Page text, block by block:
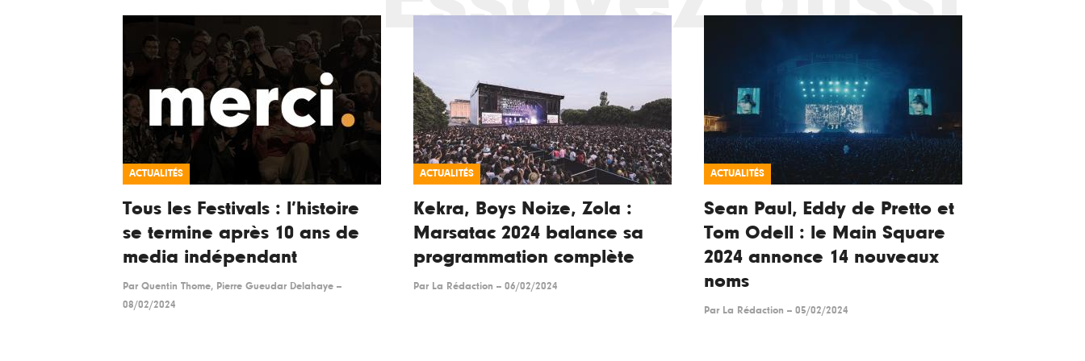
ACTUALITÉS
Tous les Festivals : l’histoire
se termine après 10 ans de
media indépendant
Par Quentin Thome, Pierre Gueudar Delahaye --
08/02/2024
ACTUALITÉS
Kekra, Boys Noize, Zola :
Marsatac 2024 balance sa
programmation complète
Par La Rédaction -- 06/02/2024
ACTUALITÉS
Sean Paul, Eddy de Pretto et
Tom Odell : le Main Square
2024 annonce 14 nouveaux
noms
Par La Rédaction -- 05/02/2024